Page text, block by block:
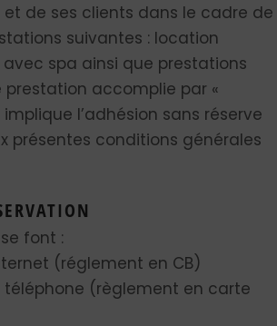
» et de ses clients dans le cadre de
suivantes : location
spa ainsi que prestations
prestation accomplie par «
» implique l’adhésion sans réserve
présentes conditions générales
font :
(réglement en CB)
(règlement en carte